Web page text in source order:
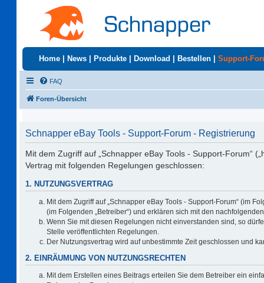
Home News Produkte Download Bestellen Support-
FAQ
Foren-Übersicht
Schnapper eBay Tools - Support-Forum - Registrierung
Mit dem Zugriff auf „Schnapper eBay Tools - Support-Forum“
Vertrag mit folgenden Regelungen geschlossen:
1. NUTZUNGSVERTRAG
Mit dem Zugriff auf „Schnapper eBay Tools - Support-Forum“ (im
(im Folgenden „Betreiber“) und erklären sich mit den
Wenn Sie mit diesen Regelungen nicht einverstanden sind, so
Stelle veröffentlichten Regelungen.
Der Nutzungsvertrag wird auf unbestimmte Zeit geschlossen und
2. EINRÄUMUNG VON NUTZUNGSRECHTEN
Mit dem Erstellen eines Beitrags erteilen Sie dem Betreiber ein